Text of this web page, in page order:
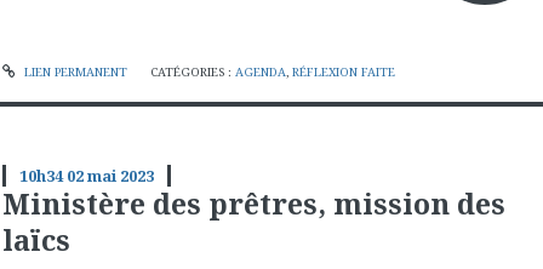
LIEN PERMANENT CATÉGORIES : AGENDA, RÉFLEXION FAITE
10h34 02mai 2023
Ministère des prêtres, mission des
laïcs